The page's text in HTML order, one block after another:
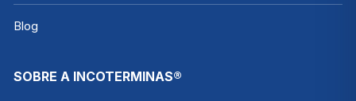
Blog
SOBRE A INCOTERMINAS®